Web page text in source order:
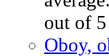
Oboy,